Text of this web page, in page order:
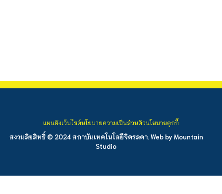
สงวนลิขสิทธิ์ © 2024 สถาบันเทคโนโลยีจิตรลดา. Web by Mountain
Studio
แผนผังเว็บไซต์นโยบายความเป็นส่วนตัวนโยบายคุกกี้